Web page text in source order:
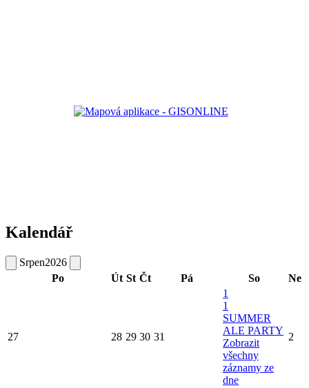
Kalendář
Srpen2026
Po
Út St Čt Pá So Ne
27 28 29 30 31
1
1
SUMMER
ALE PARTY
Zobrazit
všechny
záznamy ze
dne
2